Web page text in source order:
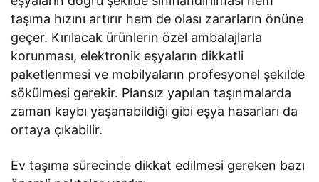
taşıma hızını artırır hem de olası zararların önüne
geçer. Kırılacak ürünlerin özel ambalajlarla
korunması, elektronik eşyaların dikkatli
paketlenmesi ve mobilyaların profesyonel şekilde
sökülmesi gerekir. Plansız yapılan taşınmalarda
zaman kaybı yaşanabildiği gibi eşya hasarları da
ortaya çıkabilir.
Ev taşıma sürecinde dikkat edilmesi gereken bazı